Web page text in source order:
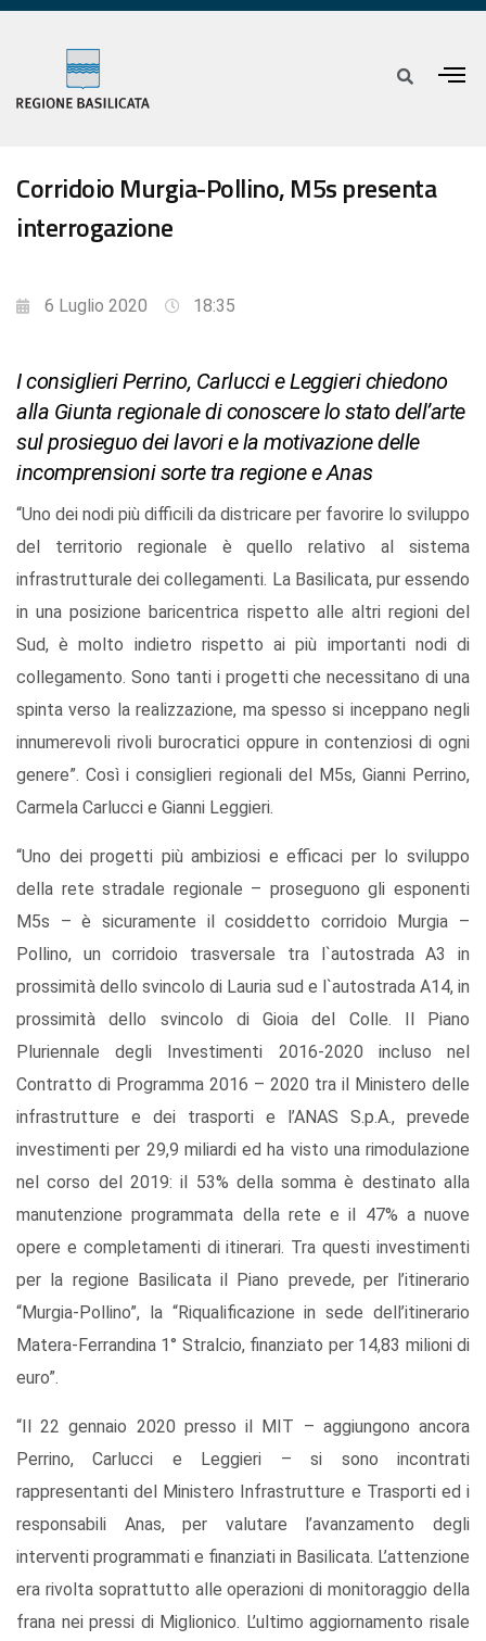
Corridoio Murgia-Pollino, M5s presenta
interrogazione
6 Luglio 2020 18:35
I consiglieri Perrino, Carlucci e Leggieri chiedono
alla Giunta regionale di conoscere lo stato dell’arte
sul prosieguo dei lavori e la motivazione delle
incomprensioni sorte tra regione e Anas
“Uno dei nodi più difficili da districare per favorire lo sviluppo
del territorio regionale è quello relativo al sistema
infrastrutturale dei collegamenti. La Basilicata, pur essendo
in una posizione baricentrica rispetto alle altri regioni del
Sud, è molto indietro rispetto ai più importanti nodi di
collegamento. Sono tanti i progetti che necessitano di una
spinta verso la realizzazione, ma spesso si inceppano negli
innumerevoli rivoli burocratici oppure in contenziosi di ogni
genere”. Così i consiglieri regionali del M5s, Gianni Perrino,
Carmela Carlucci e Gianni Leggieri.
“Uno dei progetti più ambiziosi e efficaci per lo sviluppo
della rete stradale regionale – proseguono gli esponenti
M5s – è sicuramente il cosiddetto corridoio Murgia –
Pollino, un corridoio trasversale tra l`autostrada A3 in
prossimità dello svincolo di Lauria sud e l`autostrada A14, in
prossimità dello svincolo di Gioia del Colle. Il Piano
Pluriennale degli Investimenti 2016-2020 incluso nel
Contratto di Programma 2016 – 2020 tra il Ministero delle
infrastrutture e dei trasporti e l’ANAS S.p.A., prevede
investimenti per 29,9 miliardi ed ha visto una rimodulazione
nel corso del 2019: il 53% della somma è destinato alla
manutenzione programmata della rete e il 47% a nuove
opere e completamenti di itinerari. Tra questi investimenti
per la regione Basilicata il Piano prevede, per l’itinerario
“Murgia-Pollino”, la “Riqualificazione in sede dell’itinerario
Matera-Ferrandina 1° Stralcio, finanziato per 14,83 milioni di
euro”.
“Il 22 gennaio 2020 presso il MIT – aggiungono ancora
Perrino, Carlucci e Leggieri – si sono incontrati
rappresentanti del Ministero Infrastrutture e Trasporti ed i
responsabili Anas, per valutare l’avanzamento degli
interventi programmati e finanziati in Basilicata. L’attenzione
era rivolta soprattutto alle operazioni di monitoraggio della
frana nei pressi di Miglionico. L’ultimo aggiornamento risale